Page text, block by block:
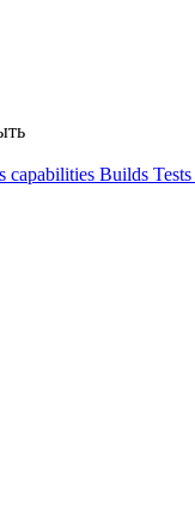
capabilities Builds Tests